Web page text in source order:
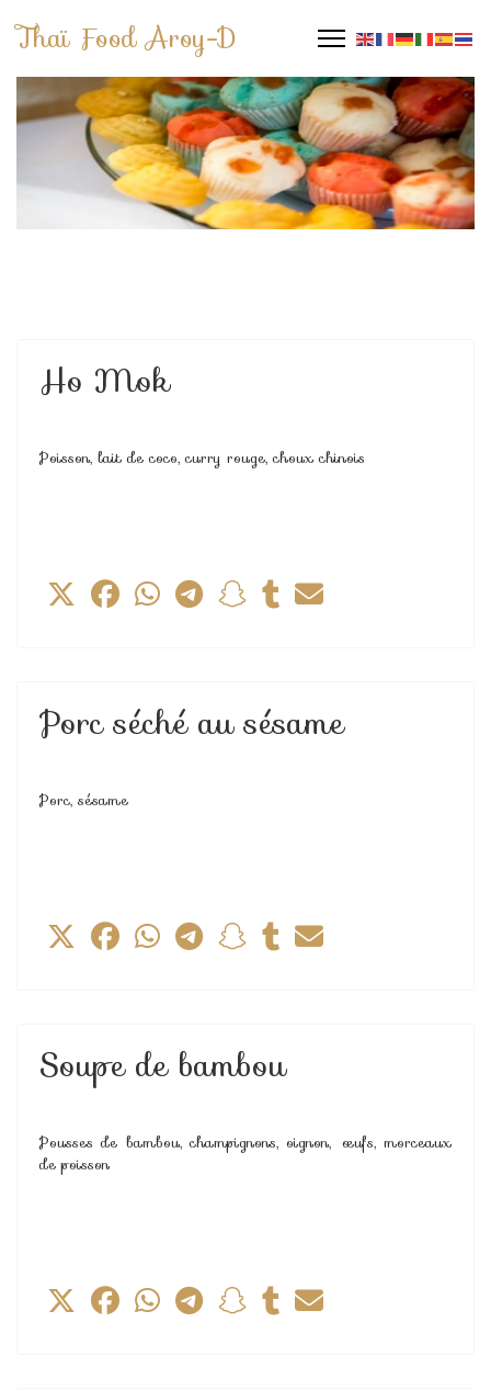
Thaï Food Aroy-D
Ho Mok
Poisson, lait de coco, curry rouge, choux chinois
Porc séché au sésame
Porc, sésame
Soupe de bambou
Pousses de bambou, champignons, oignon, œufs, morceaux
de poisson